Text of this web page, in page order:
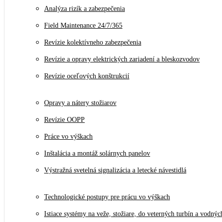
Analýza rizík a zabezpečenia
Field Maintenance 24/7/365
Revízie kolektívneho zabezpečenia
Revízie a opravy elektrických zariadení a bleskozvodov
Revízie oceľových konštrukcií
Opravy a nátery stožiarov
Revízie OOPP
Práce vo výškach
Inštalácia a montáž solárnych panelov
Výstražná svetelná signalizácia a letecké návestidlá
Technologické postupy pre prácu vo výškach
Istiace systémy na veže, stožiare, do veterných turbín a